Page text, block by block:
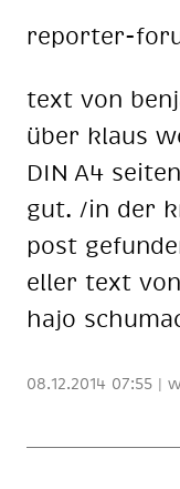
re­por­ter-
text von
über klaus
DIN A4
gut. /in der
post
el­ler text
hajo
08.12.2014 07:55 |